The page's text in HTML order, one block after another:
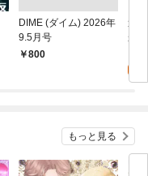
DIME (ダイム) 2026年
9.5月号
￥800
追
か
れ
（
もっと見る